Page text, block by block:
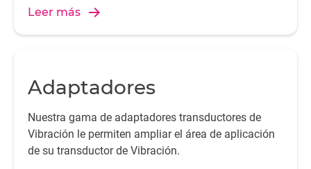
Leer más
Adaptadores
Nuestra gama de adaptadores transductores de
Vibración le permiten ampliar el área de aplicación
de su transductor de Vibración.